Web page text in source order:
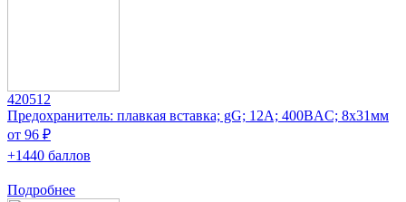
420512
Предохранитель: плавкая вставка; gG; 12А; 400ВAC; 8x31мм
от 96 ₽
+1440 баллов
Подробнее